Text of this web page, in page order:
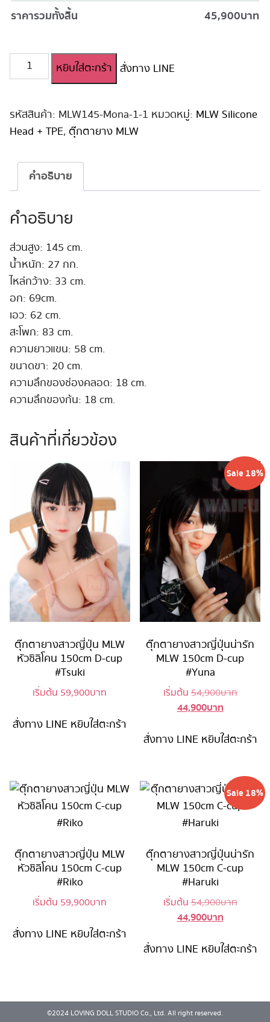
ราคารวมทั้งสิ้น 45,900บาท
จำนวน
ตุ๊กตา
น่า
รัก
145cm
A-
Cup
#ARISA
ชิ้น
หยิบใส่ตะกร้า สั่งทาง LINE
รหัสสินค้า: MLW145-Mona-1-1 หมวดหมู่: MLW Silicone
Head + TPE, ตุ๊กตายาง MLW
คำอธิบาย
คำอธิบาย
ส่วนสูง: 145 cm.
น้ำหนัก: 27 กก.
ไหล่กว้าง: 33 cm.
อก: 69cm.
เอว: 62 cm.
สะโพก: 83 cm.
ความยาวแขน: 58 cm.
ขนาดขา: 20 cm.
ความลึกของช่องคลอด: 18 cm.
ความลึกของก้น: 18 cm.
สินค้าที่เกี่ยวข้อง
ตุ๊กตายางสาวญี่ปุ่น MLW
หัวซิลิโคน 150cm D-cup
#Tsuki
เริ่มต้น 59,900บาท
สั่งทาง LINE หยิบใส่ตะกร้า
Sale 18%
ตุ๊กตายางสาวญี่ปุ่นน่ารัก
MLW 150cm D-cup
#Yuna
เริ่มต้น54,900บาทOriginal
54,900
44,900บาทCurrent
is:
สั่งทาง LINE หยิบใส่ตะกร้า
ตุ๊กตายางสาวญี่ปุ่น MLW
หัวซิลิโคน 150cm C-cup
#Riko
เริ่มต้น 59,900บาท
สั่งทาง LINE หยิบใส่ตะกร้า
Sale 18%
ตุ๊กตายางสาวญี่ปุ่นน่ารัก
MLW 150cm C-cup
#Haruki
เริ่มต้น54,900บาทOriginal
54,900
44,900บาทCurrent
is:
สั่งทาง LINE หยิบใส่ตะกร้า
©2024 LOVING DOLL STUDIO Co., Ltd. All right reserved.